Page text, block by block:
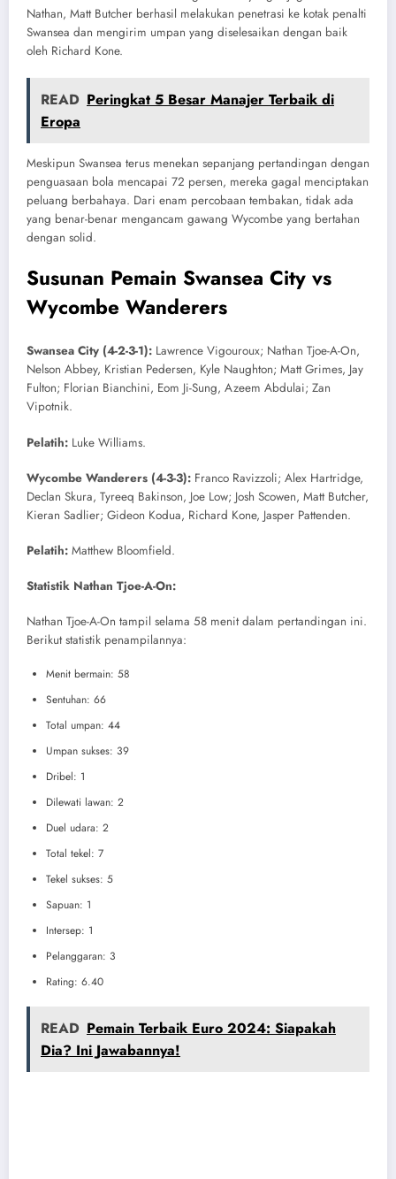
Nathan, Matt Butcher berhasil melakukan penetrasi ke kotak penalti
Swansea dan mengirim umpan yang diselesaikan dengan baik
oleh Richard Kone.
READ Peringkat 5 Besar Manajer Terbaik di
Eropa
Meskipun Swansea terus menekan sepanjang pertandingan dengan
penguasaan bola mencapai 72 persen, mereka gagal menciptakan
peluang berbahaya. Dari enam percobaan tembakan, tidak ada
yang benar-benar mengancam gawang Wycombe yang bertahan
dengan solid.
Susunan Pemain Swansea City vs
Wycombe Wanderers
Swansea City (4-2-3-1): Lawrence Vigouroux; Nathan Tjoe-A-On,
Nelson Abbey, Kristian Pedersen, Kyle Naughton; Matt Grimes, Jay
Fulton; Florian Bianchini, Eom Ji-Sung, Azeem Abdulai; Zan
Vipotnik.
Pelatih: Luke Williams.
Wycombe Wanderers (4-3-3): Franco Ravizzoli; Alex Hartridge,
Declan Skura, Tyreeq Bakinson, Joe Low; Josh Scowen, Matt Butcher,
Kieran Sadlier; Gideon Kodua, Richard Kone, Jasper Pattenden.
Pelatih: Matthew Bloomfield.
Statistik Nathan Tjoe-A-On:
Nathan Tjoe-A-On tampil selama 58 menit dalam pertandingan ini.
Berikut statistik penampilannya:
Menit bermain: 58
Sentuhan: 66
Total umpan: 44
Umpan sukses: 39
Dribel: 1
Dilewati lawan: 2
Duel udara: 2
Total tekel: 7
Tekel sukses: 5
Sapuan: 1
Intersep: 1
Pelanggaran: 3
Rating: 6.40
READ Pemain Terbaik Euro 2024: Siapakah
Dia? Ini Jawabannya!